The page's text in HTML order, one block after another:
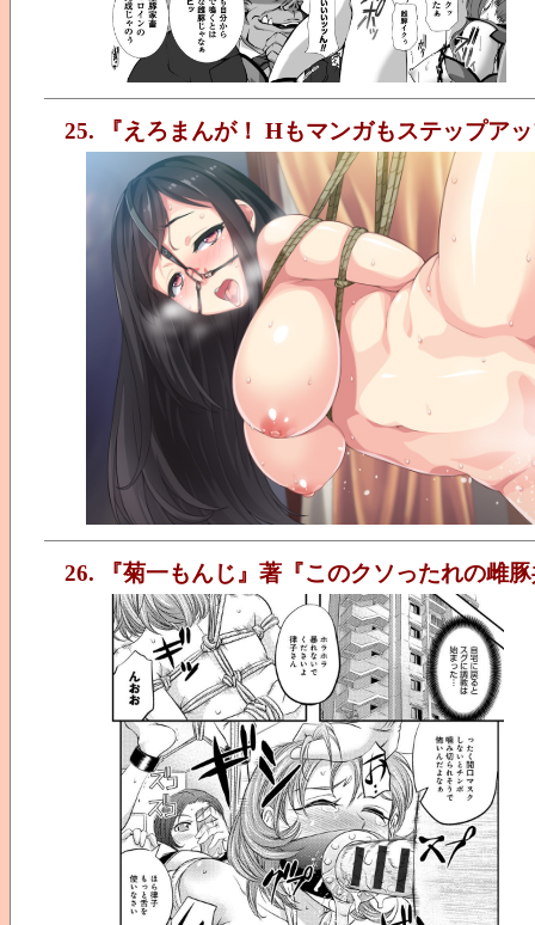
25. 『えろまんが！ Hもマンガもステップア
26. 『菊一もんじ』著『このクソったれの雌